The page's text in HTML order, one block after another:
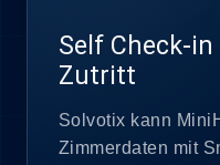
Self Check-
Zutritt
Solvotix kann
Zimmerdaten mit